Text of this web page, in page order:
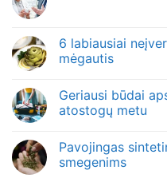
6 labiausiai
mėgautis
Geriausi būdai
atostogų metu
Pavojingas
smegenims